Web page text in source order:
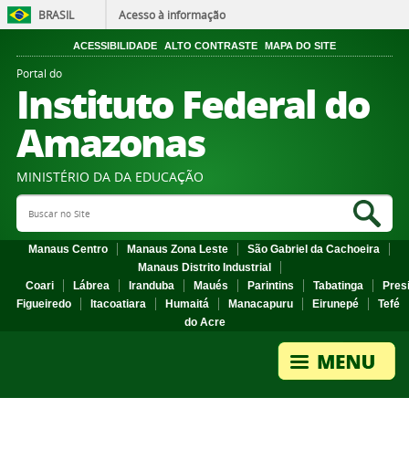
BRASIL Acesso à informação
ACESSIBILIDADE ALTO CONTRASTE MAPA DO SITE
Portal do
Instituto Federal do
Amazonas
MINISTÉRIO DA DA EDUCAÇÃO
Search Site
Manaus Centro Manaus Zona Leste
São Gabriel da Cachoeira
Manaus Distrito Industrial
Coari
Lábrea Iranduba Maués Parintins Tabatinga
Figueiredo
Itacoatiara Humaitá Manacapuru Eirunepé
Tefé
do Acre